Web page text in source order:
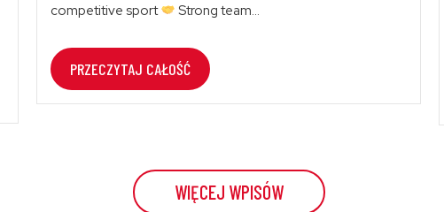
competitive sport
Strong team...
PRZECZYTAJ CAŁOŚĆ
WIĘCEJ WPISÓW